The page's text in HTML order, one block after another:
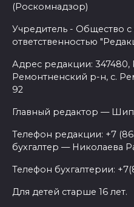
(Роскомнадзор)
Учредитель - Общество
ответственностью
Адрес редакции: 347480,
Ремонтненский р-н, с.
92
Главный редактор —
Телефон редакции: +7
бухгалтер — Николаева
Телефон бухгалтерии:
Для детей старше 16 лет.